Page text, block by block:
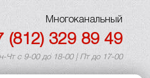
Многоканальный
(812) 329 89 49
Чт с 9-00 до 18-00 | Пт до 17-00